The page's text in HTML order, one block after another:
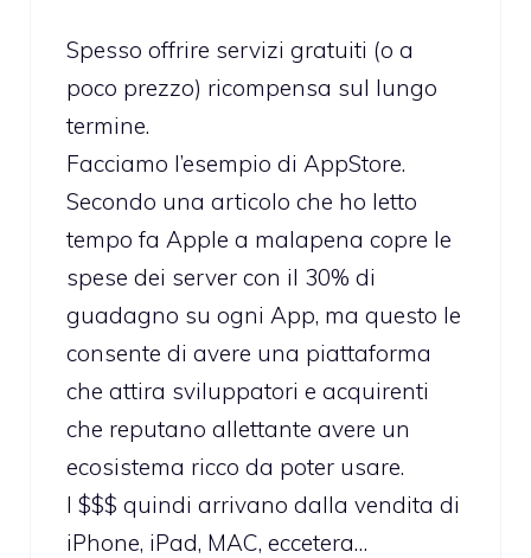
Spesso offrire servizi gratuiti (o a
poco prezzo) ricompensa sul lungo
termine.
Facciamo l’esempio di AppStore.
Secondo una articolo che ho letto
tempo fa Apple a malapena copre le
spese dei server con il 30% di
guadagno su ogni App, ma questo le
consente di avere una piattaforma
che attira sviluppatori e acquirenti
che reputano allettante avere un
ecosistema ricco da poter usare.
I $$$ quindi arrivano dalla vendita di
iPhone, iPad, MAC, eccetera…